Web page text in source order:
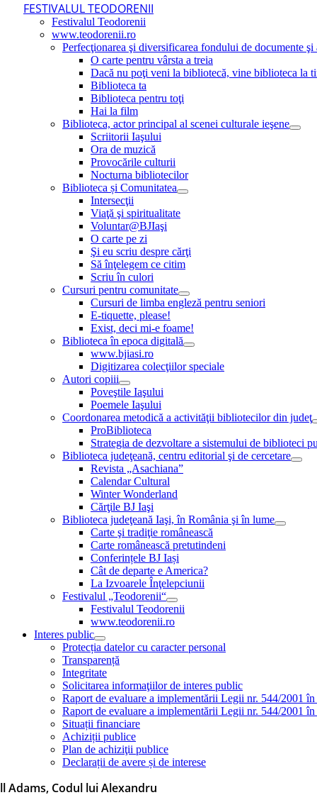
FESTIVALUL TEODORENII
Festivalul Teodorenii
www.teodorenii.ro
Perfecţionarea şi diversificarea fondului de documente
O carte pentru vârsta a treia
Dacă nu poţi veni la bibliotecă, vine biblioteca la
Biblioteca ta
Biblioteca pentru toţi
Hai la film
Biblioteca, actor principal al scenei culturale ieşene
Scriitorii Iaşului
Ora de muzică
Provocările culturii
Nocturna bibliotecilor
Biblioteca și Comunitatea
Intersecţii
Viaţă şi spiritualitate
Voluntar@BJIaşi
O carte pe zi
Şi eu scriu despre cărţi
Să înţelegem ce citim
Scriu în culori
Cursuri pentru comunitate
Cursuri de limba engleză pentru seniori
E-tiquette, please!
Exist, deci mi-e foame!
Biblioteca în epoca digitală
www.bjiasi.ro
Digitizarea colecţiilor speciale
Autori copiii
Poveştile Iaşului
Poemele Iaşului
Coordonarea metodică a activităţii bibliotecilor din judeţ
ProBiblioteca
Strategia de dezvoltare a sistemului de biblioteci
Biblioteca judeţeană, centru editorial şi de cercetare
Revista „Asachiana”
Calendar Cultural
Winter Wonderland
Cărţile BJ Iaşi
Biblioteca judeţeană Iaşi, în România şi în lume
Carte şi tradiţie românească
Carte românească pretutindeni
Conferințele BJ Iași
Cât de departe e America?
La Izvoarele Înţelepciunii
Festivalul „Teodorenii“
Festivalul Teodorenii
www.teodorenii.ro
Interes public
Protecția datelor cu caracter personal
Transparență
Integritate
Solicitarea informaţiilor de interes public
Raport de evaluare a implementării Legii nr. 544/2001
Raport de evaluare a implementării Legii nr. 544/2001
Situații financiare
Achiziții publice
Plan de achiziţii publice
Declarații de avere și de interese
Adams, Codul lui Alexandru